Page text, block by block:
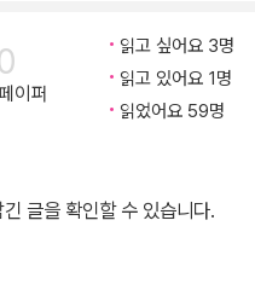
를 통해 ‘나는 작가가 되기 위
람, 진정 행복한 사람이 되고자
는 독자들 역시, 자신 안에 숨
없는데 책임감 하나로 꾸미는
기가 담겼다. 한 번뿐인
일 죽어도 후회
. 저자를 따라 시선과 습관을
들은 당신을 떠올리며 이렇게
이퍼
읽고 싶어요 3명
읽고 있어요 1명
읽었어요 59명
글을 확인할 수 있습니다.